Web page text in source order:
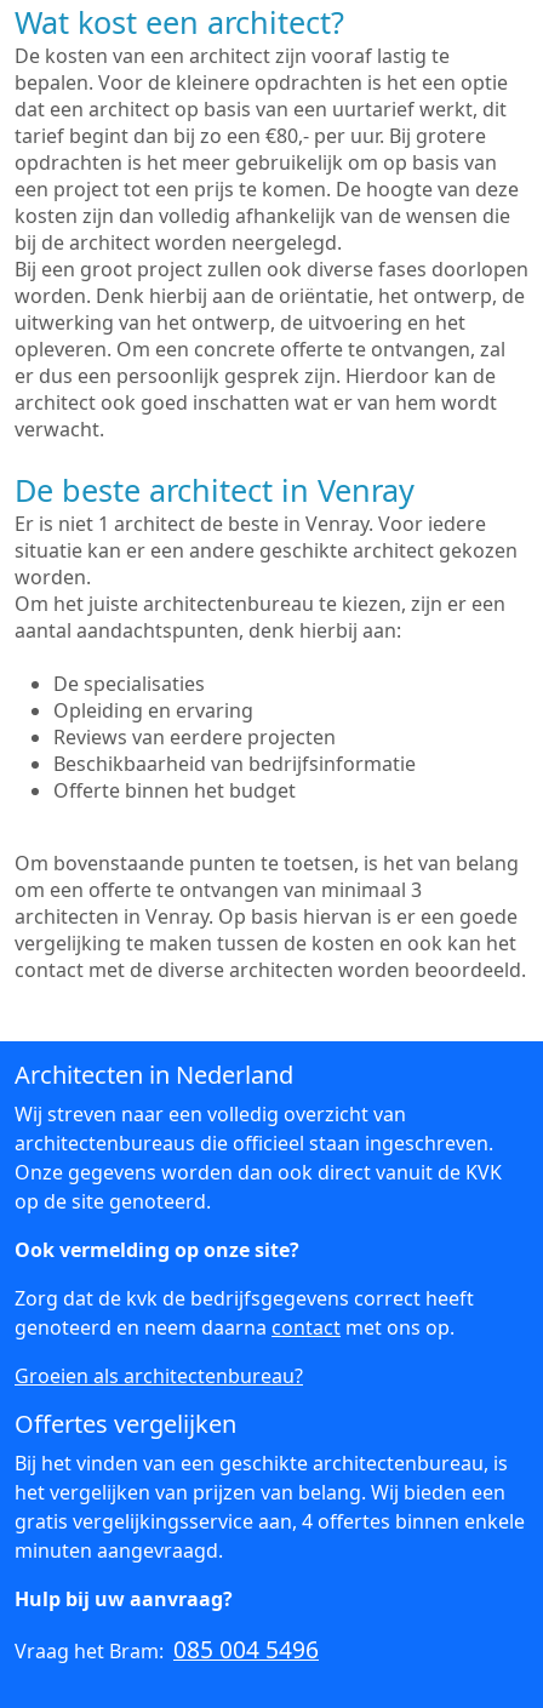
Wat kost een architect?
De kosten van een architect zijn vooraf lastig te
bepalen. Voor de kleinere opdrachten is het een optie
dat een architect op basis van een uurtarief werkt, dit
tarief begint dan bij zo een €80,- per uur. Bij grotere
opdrachten is het meer gebruikelijk om op basis van
een project tot een prijs te komen. De hoogte van deze
kosten zijn dan volledig afhankelijk van de wensen die
bij de architect worden neergelegd.
Bij een groot project zullen ook diverse fases doorlopen
worden. Denk hierbij aan de oriëntatie, het ontwerp, de
uitwerking van het ontwerp, de uitvoering en het
opleveren. Om een concrete offerte te ontvangen, zal
er dus een persoonlijk gesprek zijn. Hierdoor kan de
architect ook goed inschatten wat er van hem wordt
verwacht.
De beste architect in Venray
Er is niet 1 architect de beste in Venray. Voor iedere
situatie kan er een andere geschikte architect gekozen
worden.
Om het juiste architectenbureau te kiezen, zijn er een
aantal aandachtspunten, denk hierbij aan:
De specialisaties
Opleiding en ervaring
Reviews van eerdere projecten
Beschikbaarheid van bedrijfsinformatie
Offerte binnen het budget
Om bovenstaande punten te toetsen, is het van belang
om een offerte te ontvangen van minimaal 3
architecten in Venray. Op basis hiervan is er een goede
vergelijking te maken tussen de kosten en ook kan het
contact met de diverse architecten worden beoordeeld.
Architecten in Nederland
Wij streven naar een volledig overzicht van
architectenbureaus die officieel staan ingeschreven.
Onze gegevens worden dan ook direct vanuit de KVK
op de site genoteerd.
Ook vermelding op onze site?
Zorg dat de kvk de bedrijfsgegevens correct heeft
genoteerd en neem daarna contact met ons op.
Groeien als architectenbureau?
Offertes vergelijken
Bij het vinden van een geschikte architectenbureau, is
het vergelijken van prijzen van belang. Wij bieden een
gratis vergelijkingsservice aan, 4 offertes binnen enkele
minuten aangevraagd.
Hulp bij uw aanvraag?
Vraag het Bram: 085 004 5496